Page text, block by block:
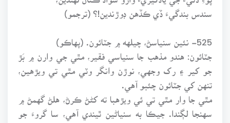
سندس بندگيءَ ڏي ڪڏهن ڊوڙندين!؟ (ترجمو)
525- نئين سنياسڻ، چيلهه ۾ جٽائون. (پهاڪو)
جٽائون: هندو مذهب جا سنياسي فقير، مٿي جي وارن ۾ بَڙ
جو کير ۽ رک وجهي، نوڙن وانگر وٽي مٿي تي ويڙهين،
تنهن کي جٽائون چئبو آهي.
مٿي جا وار مٿي تي ئي ويڙهبا ته کڻڻ ڪرڻ، هلڻ گهمڻ ۾
سهنجا لڳندا. جيڪا به سنياڻين ٿيندي آهي، سا گروءَ جو